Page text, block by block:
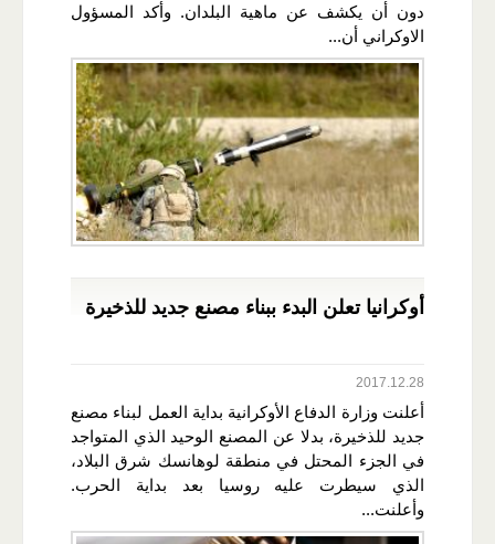
دون أن يكشف عن ماهية البلدان. وأكد المسؤول
الاوكراني أن...
أوكرانيا تعلن البدء ببناء مصنع جديد للذخيرة
2017.12.28
أعلنت وزارة الدفاع الأوكرانية بداية العمل لبناء مصنع
جديد للذخيرة، بدلا عن المصنع الوحيد الذي المتواجد
في الجزء المحتل في منطقة لوهانسك شرق البلاد،
الذي سيطرت عليه روسيا بعد بداية الحرب.
وأعلنت...